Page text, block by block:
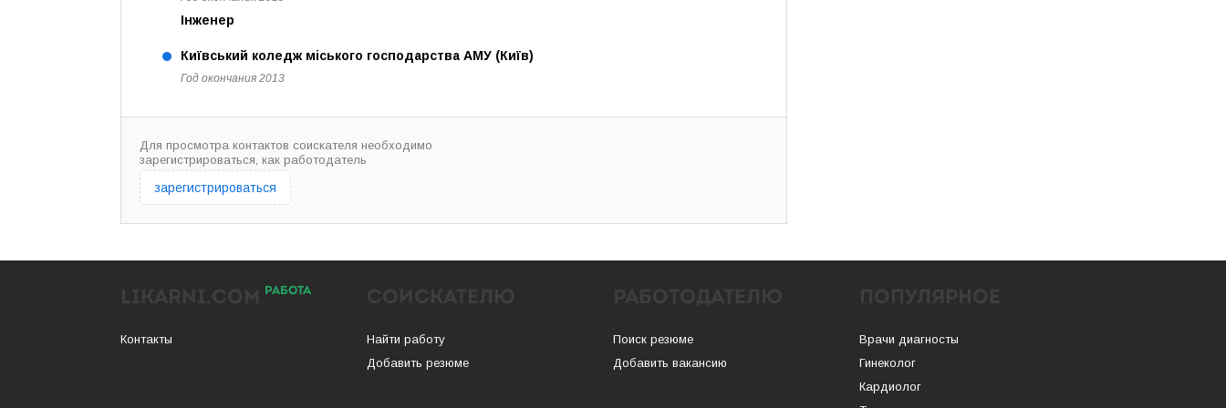
Інженер
Київський коледж міського господарства АМУ (Київ)
Год окончания 2013
Для просмотра контактов соискателя необходимо
зарегистрироваться, как работодатель
зарегистрироваться
РАБОТА
Контакты
Найти работу
Добавить резюме
Поиск резюме
Добавить вакансию
Врачи диагносты
Гинеколог
Кардиолог